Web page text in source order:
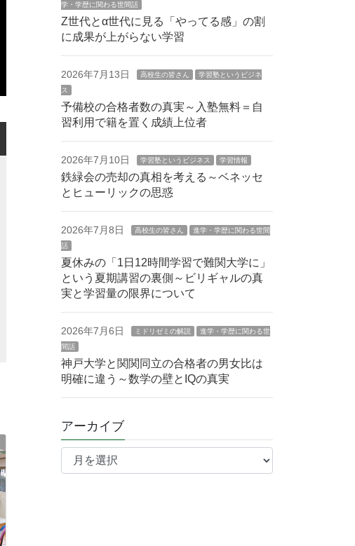
学・学歴に関わる世間話
Z世代とα世代に見る「やってる感」の割
に成果が上がらない学習
2026年7月13日 高校生の皆さん
学習塾というビジネ
ス
予備校の合格者数の真実～入塾無料＝自
習利用で籍を置く成績上位者
2026年7月10日 学習塾というビジネス 学習情報
鉄緑会の売却の真相を考える～ベネッセ
とヒューリックの思惑
2026年7月8日 高校生の皆さん
進学・学歴に関わる世間
話
夏休みの「1日12時間学習で難関大学に」
という夏期講習の裏側～ビリギャルの真
実と学習量の限界について
2026年7月6日 ミドリゼミの解説
進学・学歴に関わる世
間話
神戸大学と関関同立の合格者の男女比は
明確に違う～数学の壁とIQの真実
アーカイブ
ア